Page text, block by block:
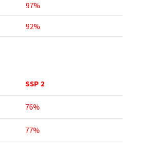
97%
92%
SSP 2
76%
77%